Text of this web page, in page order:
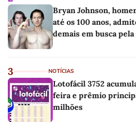
Bryan Johnson,
até os 100 anos,
demais em busca
3 NOTÍCIAS
Lotofácil 3752
feira e prêmio
milhões